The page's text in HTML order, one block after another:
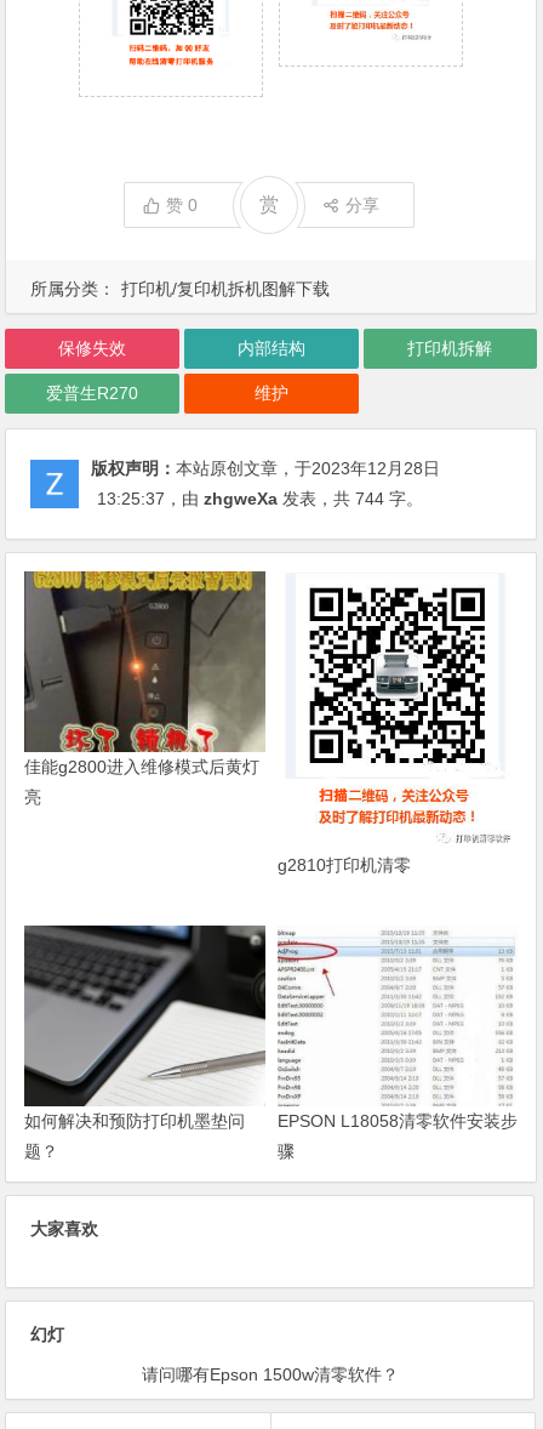
所属分类： 打印机/复印机拆机图解下载
赞0 赏 分享
保修失效 内部结构 打印机拆解
爱普生R270 维护
版权声明：本站原创文章，于2023年12月28日
13:25:37 ，由zhgweXa 发表，共 744 字。
佳能g2800进入维修模式后黄灯
亮
g2810打印机清零
如何解决和预防打印机墨垫问
题？
EPSON L18058清零软件安装步
骤
大家喜欢
幻灯
请问哪有Epson 1500w清零软件？